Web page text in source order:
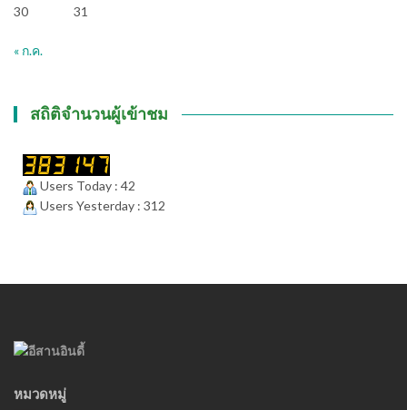
30
31
« ก.ค.
สถิติจำนวนผู้เข้าชม
Users Today : 42
Users Yesterday : 312
หมวดหมู่